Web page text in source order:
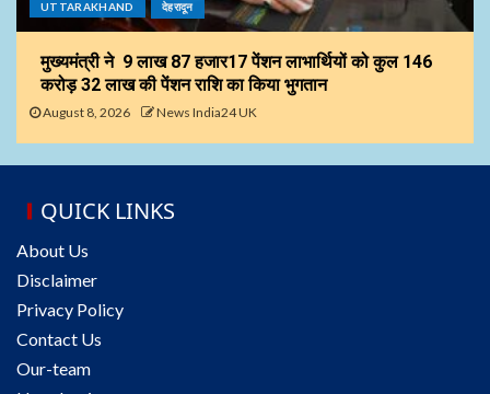
UTTARAKHAND देहरादून
मुख्यमंत्री ने 9 लाख 87 हजार17 पेंशन लाभार्थियों को कुल ₹146
करोड़ 32 लाख की पेंशन राशि का किया भुगतान
August 8, 2026 News India24 UK
QUICK LINKS
About Us
Disclaimer
Privacy Policy
Contact Us
Our-team